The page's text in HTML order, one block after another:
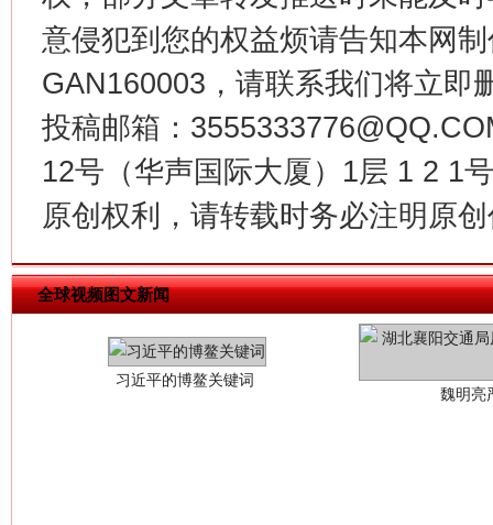
意侵犯到您的权益烦请告知本网
GAN160003，请联系我们将立即
投稿邮箱：
12号（华声国际大厦）1层 1 2 1
原创权利，请转载时务必注明原
全球视频图文新闻
魏明亮